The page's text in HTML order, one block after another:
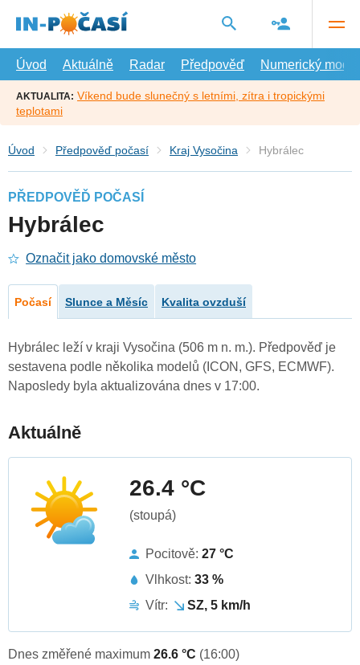
hlavní
Úvod
Aktuálně Radar Předpověď Numerický model
AKTUALITA: Víkend bude slunečný s letními, zítra i tropickými
teplotami
Úvod Předpověď počasí Kraj Vysočina Hybrálec
PŘEDPOVĚĎ POČASÍ
Hybrálec
Označit jako domovské město
Počasí Slunce a Měsíc Kvalita ovzduší
Hybrálec leží v kraji Vysočina (506 m n. m.). Předpověď je
sestavena podle několika modelů (ICON, GFS, ECMWF).
Naposledy byla aktualizována dnes v 17:00.
Aktuálně
26.4 °C
(stoupá)
Pocitově: 27 °C
Vlhkost: 33 %
Vítr:
SZ, 5 km/h
Dnes změřené maximum 26.6 °C (16:00)